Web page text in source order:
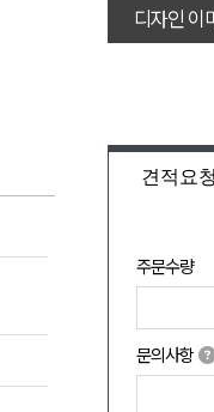
디자인 이
견적요청
주문수량
문의사항